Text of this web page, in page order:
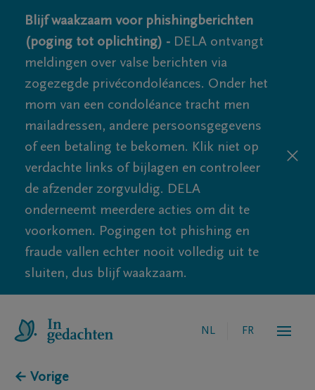
Blijf waakzaam voor phishingberichten
(poging tot oplichting) - DELA ontvangt
meldingen over valse berichten via
zogezegde privécondoléances. Onder het
mom van een condoléance tracht men
mailadressen, andere persoonsgegevens
of een betaling te bekomen. Klik niet op
verdachte links of bijlagen en controleer
de afzender zorgvuldig. DELA
onderneemt meerdere acties om dit te
voorkomen. Pogingen tot phishing en
fraude vallen echter nooit volledig uit te
sluiten, dus blijf waakzaam.
NL FR
← Vorige